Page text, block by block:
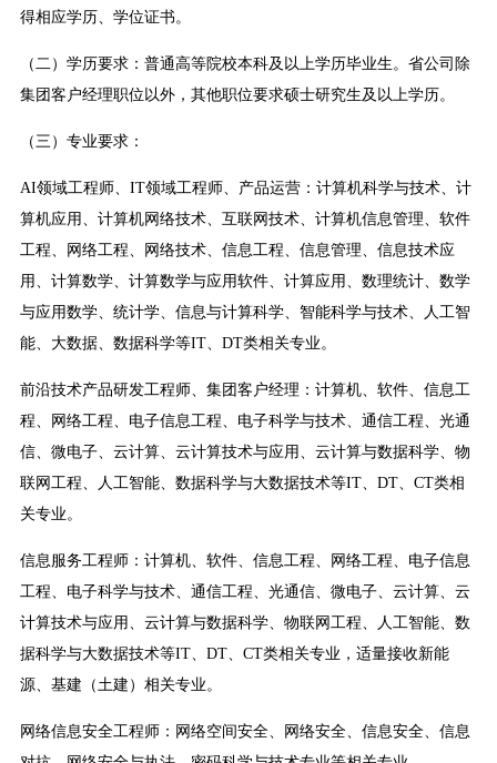
得相应学历、学位证书。
（二）学历要求：普通高等院校本科及以上学历毕业生。省公司除
集团客户经理职位以外，其他职位要求硕士研究生及以上学历。
（三）专业要求：
AI领域工程师、IT领域工程师、产品运营：计算机科学与技术、计
算机应用、计算机网络技术、互联网技术、计算机信息管理、软件
工程、网络工程、网络技术、信息工程、信息管理、信息技术应
用、计算数学、计算数学与应用软件、计算应用、数理统计、数学
与应用数学、统计学、信息与计算科学、智能科学与技术、人工智
能、大数据、数据科学等IT、DT类相关专业。
前沿技术产品研发工程师、集团客户经理：计算机、软件、信息工
程、网络工程、电子信息工程、电子科学与技术、通信工程、光通
信、微电子、云计算、云计算技术与应用、云计算与数据科学、物
联网工程、人工智能、数据科学与大数据技术等IT、DT、CT类相
关专业。
信息服务工程师：计算机、软件、信息工程、网络工程、电子信息
工程、电子科学与技术、通信工程、光通信、微电子、云计算、云
计算技术与应用、云计算与数据科学、物联网工程、人工智能、数
据科学与大数据技术等IT、DT、CT类相关专业，适量接收新能
源、基建（土建）相关专业。
网络信息安全工程师：网络空间安全、网络安全、信息安全、信息